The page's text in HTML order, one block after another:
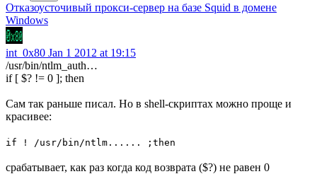
Отказоусточивый прокси-сервер на базе Squid в домене
Windows
int_0x80 Jan 1 2012 at 19:15
/usr/bin/ntlm_auth…
if [ $? != 0 ]; then
Сам так раньше писал. Но в shell-скриптах можно проще и
красивее:
if ! /usr/bin/ntlm...... ;then
срабатывает, как раз когда код возврата ($?) не равен 0